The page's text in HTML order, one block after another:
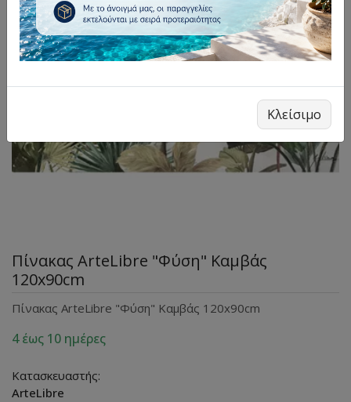
Πίνακας ArteLibre "Φύση" Καμβάς
120x90cm
Πίνακας ArteLibre "Φύση" Καμβάς 120x90cm
4 έως 10 ημέρες
Κατασκευαστής:
ArteLibre
Κλείσιμο